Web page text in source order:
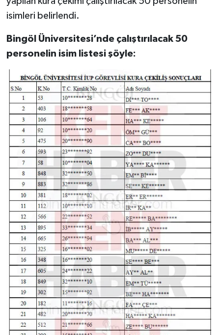
isimleri belirlendi.
Bingöl Üniversitesi’nde çalıştırılacak 50
personelin isim listesi şöyle: